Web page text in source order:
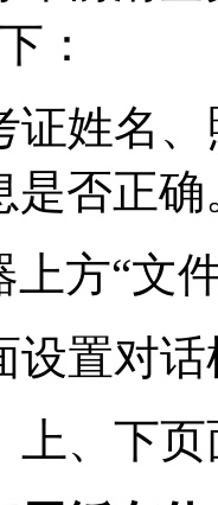
：
证姓名
是否正确
方“文
设置对
上、下